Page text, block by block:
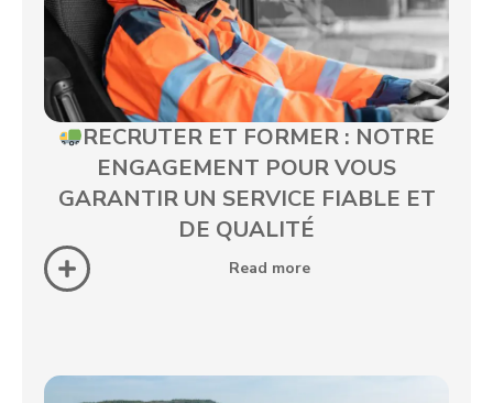
RECRUTER ET FORMER : NOTRE
ENGAGEMENT POUR VOUS
GARANTIR UN SERVICE FIABLE ET
DE QUALITÉ
Read more